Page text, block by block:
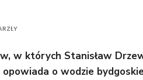
w których Stanisław
o wodzie